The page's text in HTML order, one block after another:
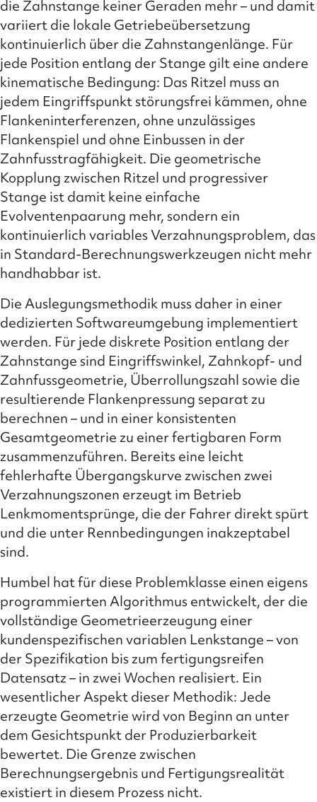
die Zahnstange keiner Geraden mehr – und damit
variiert die lokale Getriebeübersetzung
kontinuierlich über die Zahnstangenlänge. Für
jede Position entlang der Stange gilt eine andere
kinematische Bedingung: Das Ritzel muss an
jedem Eingriffspunkt störungsfrei kämmen, ohne
Flankeninterferenzen, ohne unzulässiges
Flankenspiel und ohne Einbussen in der
Zahnfusstragfähigkeit. Die geometrische
Kopplung zwischen Ritzel und progressiver
Stange ist damit keine einfache
Evolventenpaarung mehr, sondern ein
kontinuierlich variables Verzahnungsproblem, das
in Standard-Berechnungswerkzeugen nicht mehr
handhabbar ist.
Die Auslegungsmethodik muss daher in einer
dedizierten Softwareumgebung implementiert
werden. Für jede diskrete Position entlang der
Zahnstange sind Eingriffswinkel, Zahnkopf- und
Zahnfussgeometrie, Überrollungszahl sowie die
resultierende Flankenpressung separat zu
berechnen – und in einer konsistenten
Gesamtgeometrie zu einer fertigbaren Form
zusammenzuführen. Bereits eine leicht
fehlerhafte Übergangskurve zwischen zwei
Verzahnungszonen erzeugt im Betrieb
Lenkmomentsprünge, die der Fahrer direkt spürt
und die unter Rennbedingungen inakzeptabel
sind.
Humbel hat für diese Problemklasse einen eigens
programmierten Algorithmus entwickelt, der die
vollständige Geometrieerzeugung einer
kundenspezifischen variablen Lenkstange – von
der Spezifikation bis zum fertigungsreifen
Datensatz – in zwei Wochen realisiert. Ein
wesentlicher Aspekt dieser Methodik: Jede
erzeugte Geometrie wird von Beginn an unter
dem Gesichtspunkt der Produzierbarkeit
bewertet. Die Grenze zwischen
Berechnungsergebnis und Fertigungsrealität
existiert in diesem Prozess nicht.